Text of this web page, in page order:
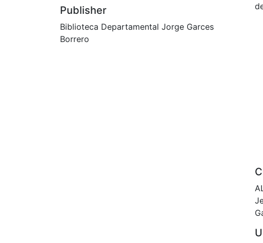
Publisher
Biblioteca Departamental Jorge Garces
Borrero